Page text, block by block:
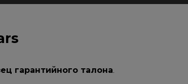
гарантийного талона.